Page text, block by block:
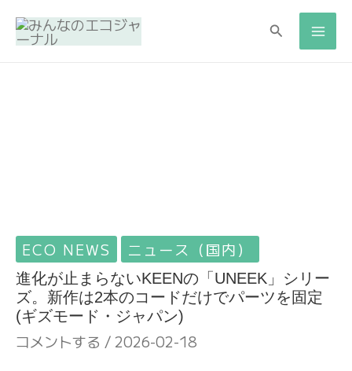
検
ECO NEWS ニュース（国内）
進化が止まらないKEENの「UNEEK」シリー
ズ。新作は2本のコードだけでパーツを固定
(ギズモード・ジャパン)
コメントする / 2026-02-18
検
索